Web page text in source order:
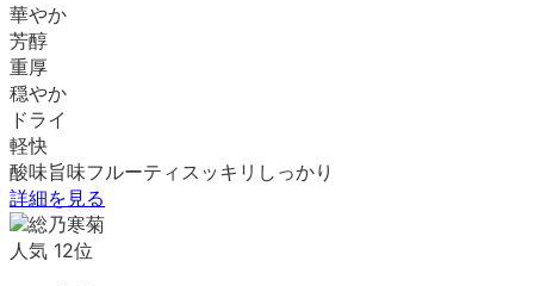
華やか
芳醇
重厚
穏やか
ドライ
軽快
酸味旨味フルーティ スッキリ しっかり
詳細を見る
人気 12位